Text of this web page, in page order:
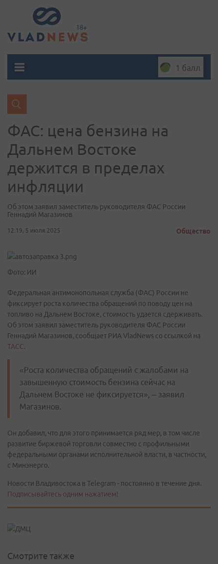
1 балл
ФАС: цена бензина на
Дальнем Востоке
держится в пределах
инфляции
Об этом заявил заместитель руководителя ФАС России
Геннадий Магазинов
12:19, 5 июля 2025 Общество
Фото: ИИ
Федеральная антимонопольная служба (ФАС) России не
фиксирует роста количества обращений по поводу цен на
топливо на Дальнем Востоке, стоимость удается сдерживать.
Об этом заявил заместитель руководителя ФАС России
Геннадий Магазинов, сообщает РИА VladNews со ссылкой на
ТАСС.
«Роста количества обращений с жалобами на
завышенную стоимость бензина сейчас на
Дальнем Востоке не фиксируется», – заявил
Магазинов.
Он добавил, что для этого принимается ряд мер, в том числе
развитие биржевой торговли совместно с профильными
федеральными органами исполнительной власти, в частности,
с Минэнерго.
Новости Владивостока в Telegram - постоянно в течение дня.
Подписывайтесь одним нажатием!
Смотрите также